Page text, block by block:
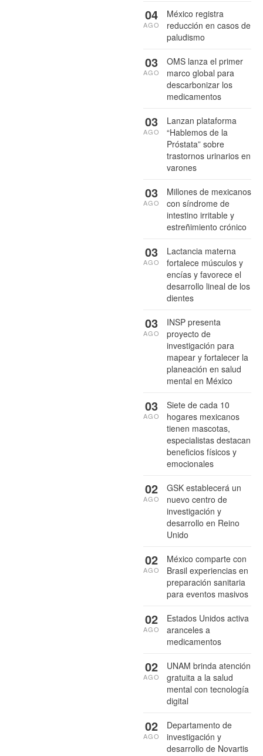
México registra
reducción en casos de
paludismo
04
AGO
OMS lanza el primer
marco global para
descarbonizar los
medicamentos
03
AGO
Lanzan plataforma
“Hablemos de la
Próstata” sobre
trastornos urinarios en
varones
03
AGO
Millones de mexicanos
con síndrome de
intestino irritable y
estreñimiento crónico
03
AGO
Lactancia materna
fortalece músculos y
encías y favorece el
desarrollo lineal de los
dientes
03
AGO
INSP presenta
proyecto de
investigación para
mapear y fortalecer la
planeación en salud
mental en México
03
AGO
Siete de cada 10
hogares mexicanos
tienen mascotas,
especialistas destacan
beneficios físicos y
emocionales
03
AGO
GSK establecerá un
nuevo centro de
investigación y
desarrollo en Reino
Unido
02
AGO
México comparte con
Brasil experiencias en
preparación sanitaria
para eventos masivos
02
AGO
Estados Unidos activa
aranceles a
medicamentos
02
AGO
UNAM brinda atención
gratuita a la salud
mental con tecnología
digital
02
AGO
Departamento de
investigación y
desarrollo de Novartis
02
AGO